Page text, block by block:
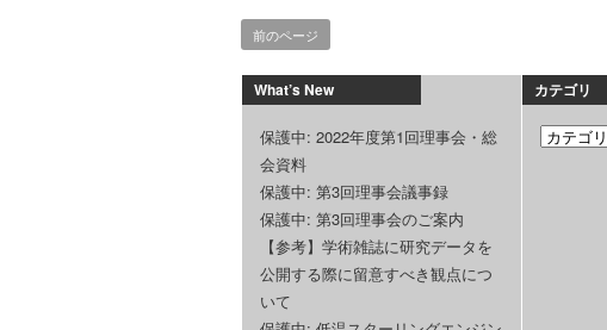
前のページ
What’s New
保護中: 2022年度第1回理事会・総
会資料
保護中: 第3回理事会議事録
保護中: 第3回理事会のご案内
【参考】学術雑誌に研究データを
公開する際に留意すべき観点につ
いて
カテゴリ